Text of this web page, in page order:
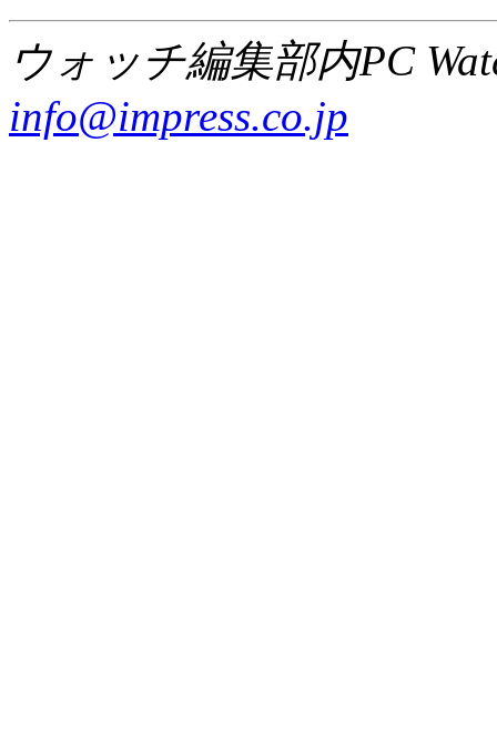
ウォッチ編集部内PC
info@impress.co.jp